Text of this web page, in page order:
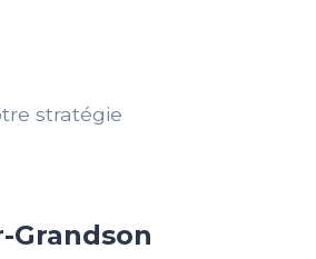
stratégie